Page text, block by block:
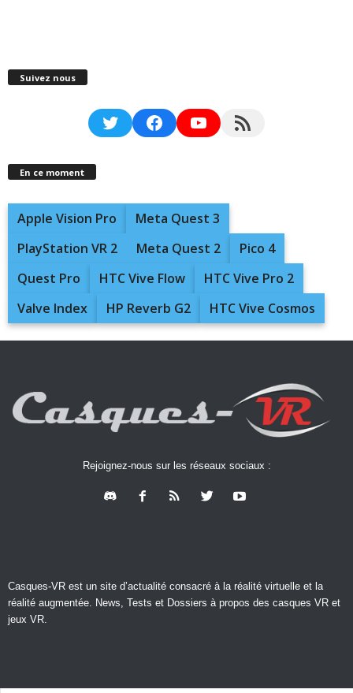
Suivez nous
TwitterFacebookYouTubeRSS Feed
En ce moment
Apple Vision Pro
Meta Quest 3
PlayStation VR 2
Meta Quest 2
Pico 4
Quest Pro
HTC Vive Flow
HTC Vive Pro 2
Valve Index
HP Reverb G2 HTC Vive Cosmos
Rejoignez-nous sur les réseaux sociaux :
Casques-VR est un site d’actualité consacré à la réalité virtuelle et la
réalité augmentée. News, Tests et Dossiers à propos des casques VR et
jeux VR.